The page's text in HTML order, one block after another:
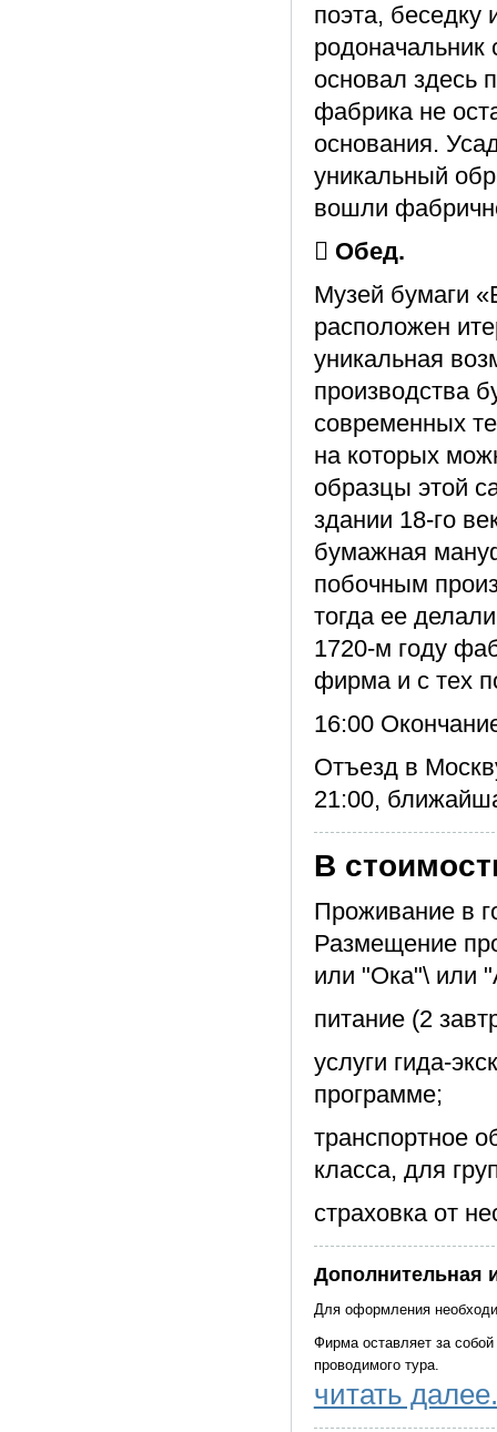
поэта,
основал здесь
фабрика не
основания.
уникальный
вошли
 Обед.
Музей бумаги
расположен
уникальная
производства
современных
на которых
образцы этой
здании 18-го
бумажная
побочным
тогда ее
1720-м году
фирма и с тех
16:00
Отъезд в
21:00,
В
Проживание в
Размещение
или "Ока"\ или
питание (2
услуги гида-
программе;
транспортное
класса, для
страховка от
Дополнительная
Для оформления
Фирма оставляет за
проводимого тура.
читать